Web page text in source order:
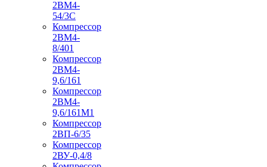
2ВМ4-
54/3С
Компрессор
2ВМ4-
8/401
Компрессор
2ВМ4-
9,6/161
Компрессор
2ВМ4-
9,6/161М1
Компрессор
2ВП-6/35
Компрессор
2ВУ-0,4/8